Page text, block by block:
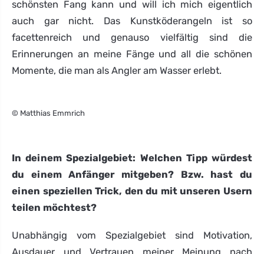
schönsten Fang kann und will ich mich eigentlich
auch gar nicht. Das Kunstköderangeln ist so
facettenreich und genauso vielfältig sind die
Erinnerungen an meine Fänge und all die schönen
Momente, die man als Angler am Wasser erlebt.
© Matthias Emmrich
In deinem Spezialgebiet: Welchen Tipp würdest
du einem Anfänger mitgeben? Bzw. hast du
einen speziellen Trick, den du mit unseren Usern
teilen möchtest?
Unabhängig vom Spezialgebiet sind Motivation,